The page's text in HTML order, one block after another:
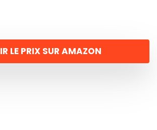
LE PRIX SUR AMAZON